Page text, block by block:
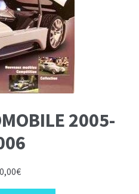
2005-
€